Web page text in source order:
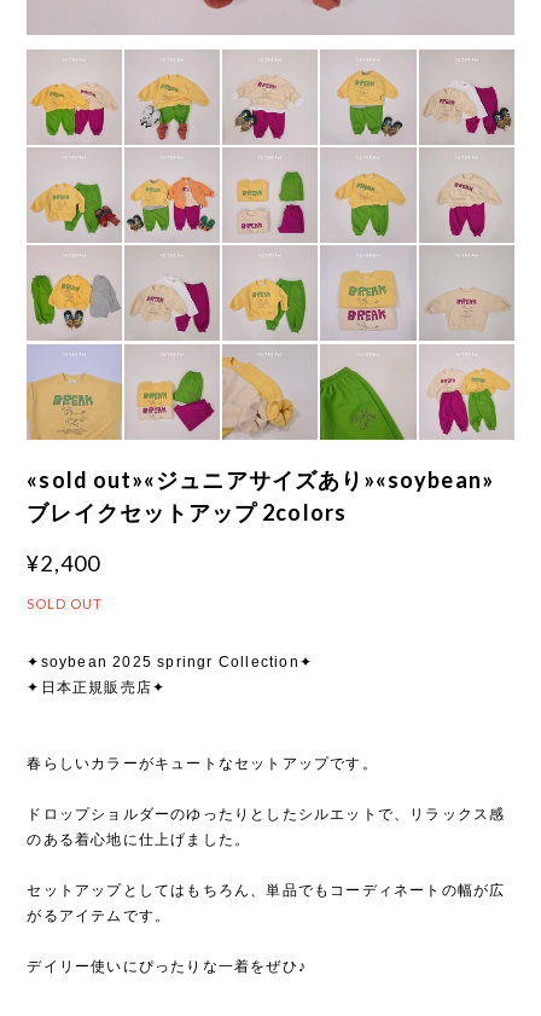
«sold out»«ジュニアサイズあり»«soybean»
ブレイクセットアップ 2colors
¥2,400
SOLD OUT
✦soybean 2025 springr Collection✦
✦日本正規販売店✦
春らしいカラーがキュートなセットアップです。
ドロップショルダーのゆったりとしたシルエットで、リラックス感
のある着心地に仕上げました。
セットアップとしてはもちろん、単品でもコーディネートの幅が広
がるアイテムです。
デイリー使いにぴったりな一着をぜひ♪